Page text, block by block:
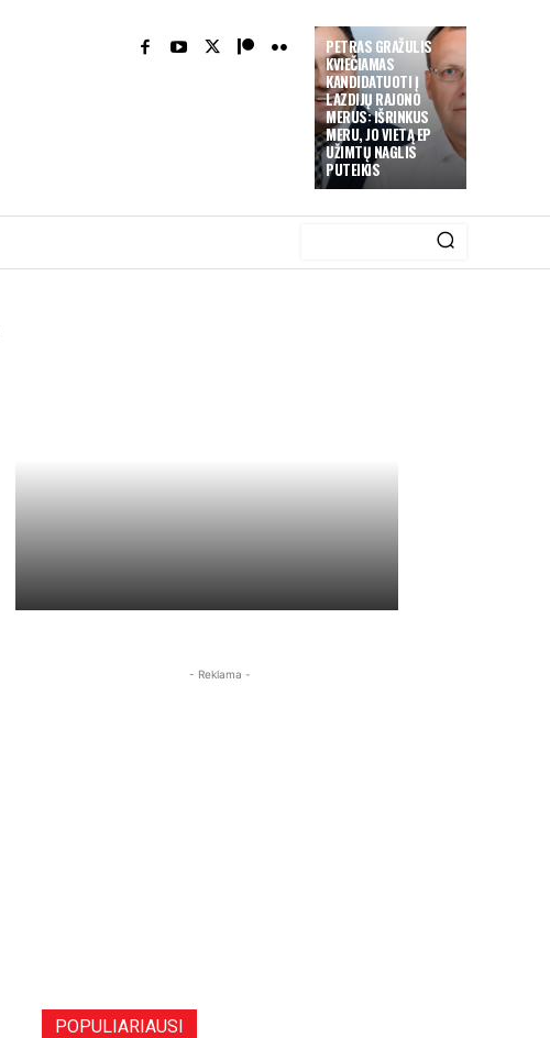
PETRAS GRAŽULIS
KVIEČIAMAS
KANDIDATUOTI Į
LAZDIJŲ RAJONO
MERUS: IŠRINKUS
MERU, JO VIETĄ EP
UŽIMTŲ NAGLIS
PUTEIKIS
- Reklama -
POPULIARIAUSI